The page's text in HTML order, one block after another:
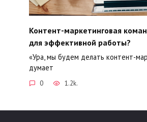
Контент-маркетинговая
для эффективной работы?
«Ура, мы будем делать контент-
думает
0 1.2k.